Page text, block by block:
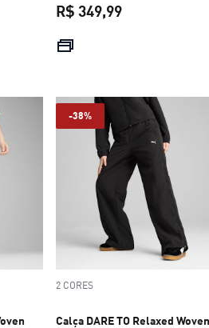
R$ 399,99
R$ 349,99
-38%
2 CORES
Calça DARE TO Relaxed Woven